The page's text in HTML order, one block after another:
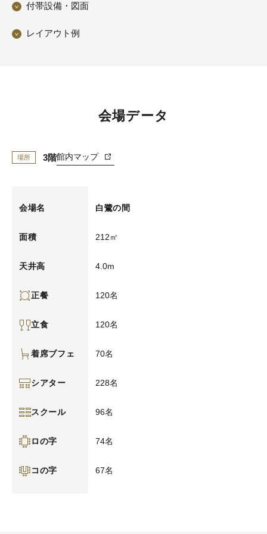
付帯設備・図面
レイアウト例
会場データ
場所 3階館内マップ
会場名 白鷺の間
面積 212㎡
天井高 4.0m
正餐 120名
立食 120名
着席ブフェ 70名
シアター 228名
スクール 96名
ロの字 74名
コの字 67名